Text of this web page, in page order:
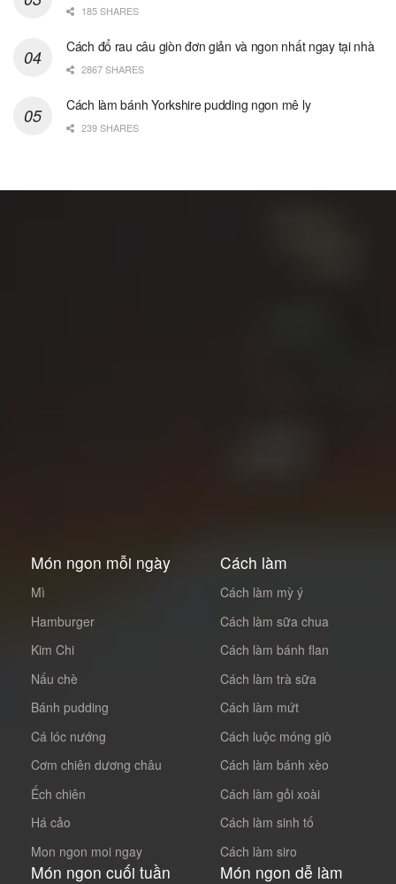
185 SHARES
Cách đổ rau câu giòn đơn giản và ngon nhất ngay tại nhà
2867 SHARES
Cách làm bánh Yorkshire pudding ngon mê ly
239 SHARES
Món ngon mỗi ngày
Mì
Hamburger
Kim Chi
Nấu chè
Bánh pudding
Cá lóc nướng
Cơm chiên dương châu
Ếch chiên
Há cảo
Mon ngon moi ngay
Cách làm
Cách làm mỳ ý
Cách làm sữa chua
Cách làm bánh flan
Cách làm trà sữa
Cách làm mứt
Cách luộc móng giò
Cách làm bánh xèo
Cách làm gỏi xoài
Cách làm sinh tố
Cách làm siro
Món ngon cuối tuần Món ngon dễ làm